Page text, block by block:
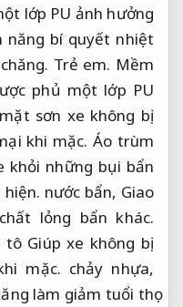
lớp PU ảnh hưởng
năng bí quyết nhiệt
Trẻ em. Mềm
phủ một lớp PU
sơn xe không bị
khi mặc. Áo trùm
khỏi những bụi bẩn
nước bẩn, Giao
lỏng bẩn khác.
tô Giúp xe không bị
mặc. chảy nhựa,
làm giảm tuổi thọ